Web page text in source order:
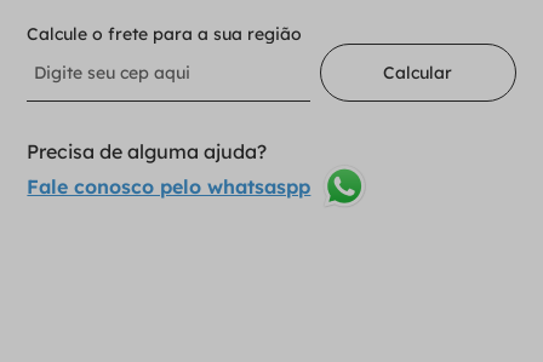
Calcule o frete para a sua região
Calcular
Precisa de alguma ajuda?
Fale conosco pelo whatsaspp